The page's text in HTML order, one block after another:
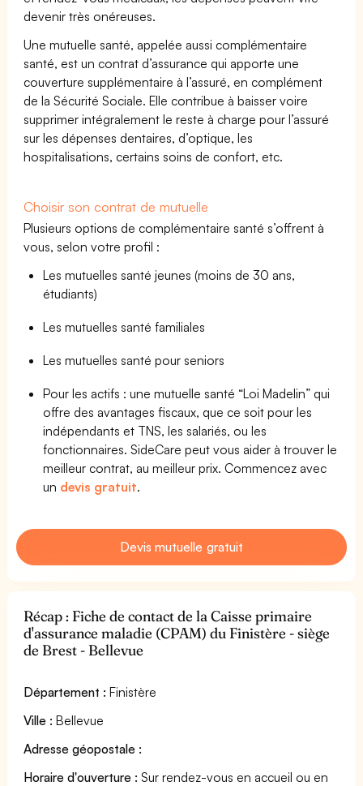
devenir très onéreuses.
Une mutuelle santé, appelée aussi complémentaire
santé, est un contrat d’assurance qui apporte une
couverture supplémentaire à l’assuré, en complément
de la Sécurité Sociale. Elle contribue à baisser voire
supprimer intégralement le reste à charge pour l’assuré
sur les dépenses dentaires, d’optique, les
hospitalisations, certains soins de confort, etc.
Choisir son contrat de mutuelle
Plusieurs options de complémentaire santé s’offrent à
vous, selon votre profil :
Les mutuelles santé jeunes (moins de 30 ans,
étudiants)
Les mutuelles santé familiales
Les mutuelles santé pour seniors
Pour les actifs : une mutuelle santé “Loi Madelin” qui
offre des avantages fiscaux, que ce soit pour les
indépendants et TNS, les salariés, ou les
fonctionnaires. SideCare peut vous aider à trouver le
meilleur contrat, au meilleur prix. Commencez avec
un devis gratuit.
Devis mutuelle gratuit
Récap : Fiche de contact de la Caisse primaire
d'assurance maladie (CPAM) du Finistère - siège
de Brest - Bellevue
Département : Finistère
Ville : Bellevue
Adresse géopostale :
Horaire d'ouverture : Sur rendez-vous en accueil ou en